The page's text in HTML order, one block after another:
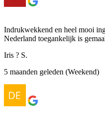
Indrukwekkend en heel mooi
Nederland toegankelijk is
Iris ? S.
5 maanden geleden (Weekend)